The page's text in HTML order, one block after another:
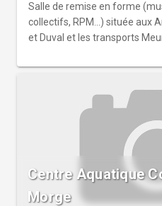
Salle de remise en forme
collectifs, RPM...) située aux
et Duval et les transports
Centre Aquatique
Morge